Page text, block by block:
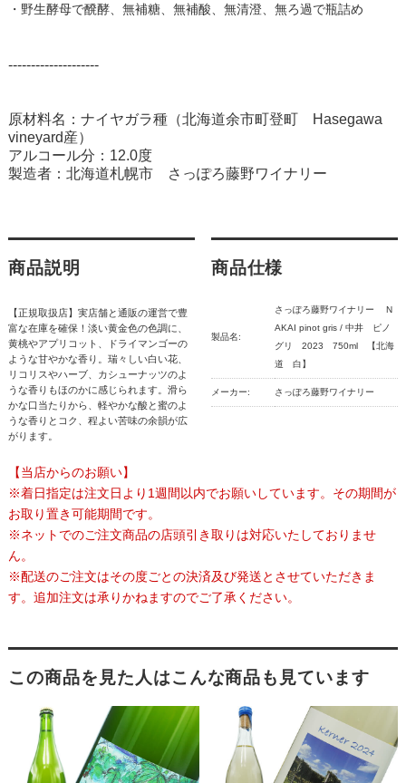
・野生酵母で醗酵、無補糖、無補酸、無清澄、無ろ過で瓶詰め
--------------------
原材料名：ナイヤガラ種（北海道余市町登町 Hasegawa
vineyard産）
アルコール分：12.0度
製造者：北海道札幌市 さっぽろ藤野ワイナリー
商品説明
【正規取扱店】実店舗と通販の運営で豊
富な在庫を確保！淡い黄金色の色調に、
黄桃やアプリコット、ドライマンゴーの
ような甘やかな香り。瑞々しい白い花、
リコリスやハーブ、カシューナッツのよ
うな香りもほのかに感じられます。滑ら
かな口当たりから、軽やかな酸と蜜のよ
うな香りとコク、程よい苦味の余韻が広
がります。
商品仕様
製品名:
さっぽろ藤野ワイナリー N
AKAI pinot gris / 中井 ピノ
グリ 2023 750ml 【北海
道 白】
メーカー: さっぽろ藤野ワイナリー
【当店からのお願い】
※着日指定は注文日より1週間以内でお願いしています。その期間が
お取り置き可能期間です。
※ネットでのご注文商品の店頭引き取りは対応いたしておりませ
ん。
※配送のご注文はその度ごとの決済及び発送とさせていただきま
す。追加注文は承りかねますのでご了承ください。
この商品を見た人はこんな商品も見ています